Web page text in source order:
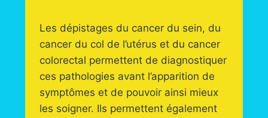
Les dépistages du cancer du sein, du
cancer du col de l’utérus et du cancer
colorectal permettent de diagnostiquer
ces pathologies avant l’apparition de
symptômes et de pouvoir ainsi mieux
les soigner. Ils permettent également